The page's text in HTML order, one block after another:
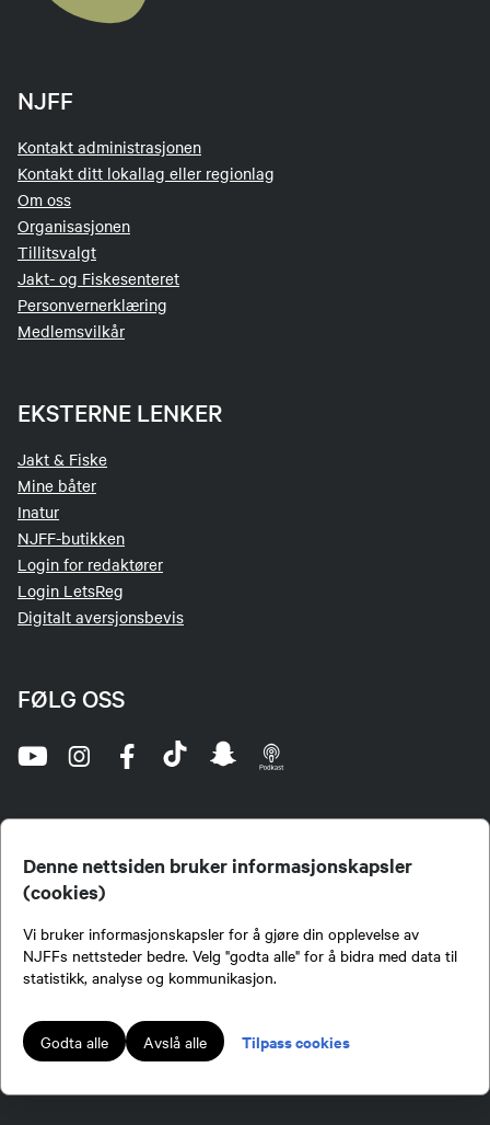
Denne nettsiden bruker informasjonskapsler
(cookies)
Vi bruker informasjonskapsler for å gjøre din opplevelse av
NJFFs nettsteder bedre. Velg "godta alle" for å bidra med data til
statistikk, analyse og kommunikasjon.
Godta alle Avslå alle Tilpass cookies
NJFF
Kontakt administrasjonen
Kontakt ditt lokallag eller regionlag
Om oss
Organisasjonen
Tillitsvalgt
Jakt- og Fiskesenteret
Personvernerklæring
Medlemsvilkår
EKSTERNE LENKER
Jakt & Fiske
Mine båter
Inatur
NJFF-butikken
Login for redaktører
Login LetsReg
Digitalt aversjonsbevis
FØLG OSS
jegere og sportsfiskere og et av de viktigste miljøene for formidling av kunnskap om jakt og
fiske i Norge. Vi er en partipolitisk nøytral organisasjon, men har et sterkt jakt-, fiske-, og
naturpolitisk engasjement i mange saker.
Lokalforeninger tilsluttet Norges Jeger- og Fiskerforbund har ansvar for innhold de
publiserer på njff.no.